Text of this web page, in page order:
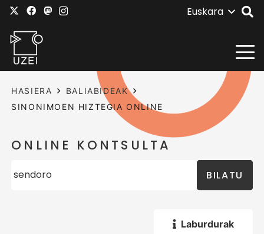
Euskara
HASIERA
BALIABIDEAK
SINONIMOEN HIZTEGIA ONLINE
ONLINE KONTSULTA
BILATU
Laburdurak